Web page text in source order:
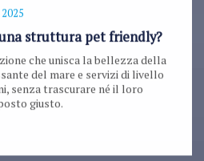
struttura pet friendly?
che unisca la bellezza della
del mare e servizi di livello
senza trascurare né il loro
giusto.